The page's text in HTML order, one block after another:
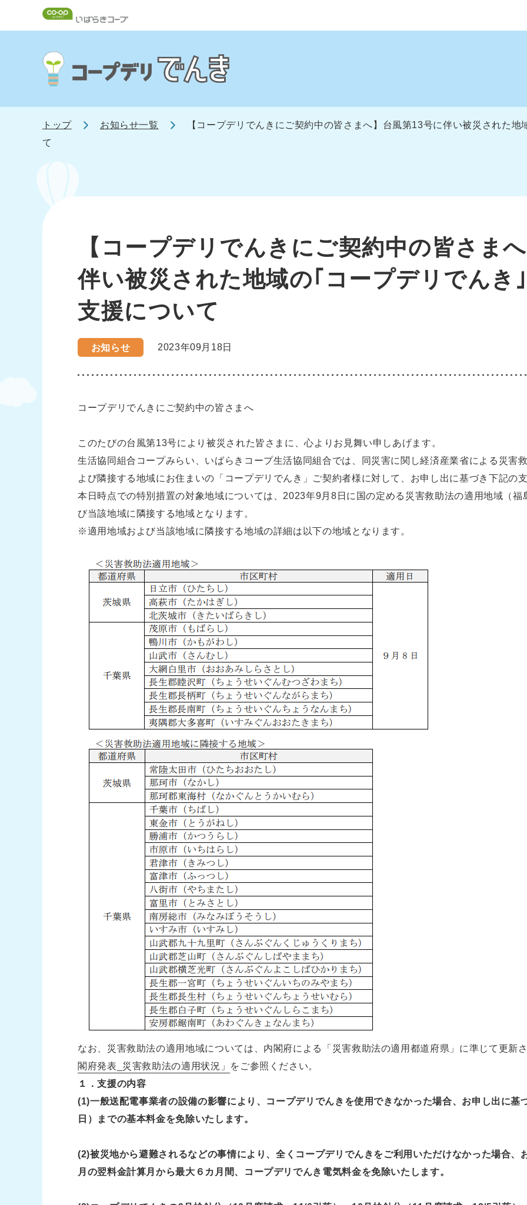
トップ お知らせ一覧
【コープデリでんきにご契約中の皆さまへ】台風第13号に伴い被災された
て
【コープデリでんきにご契約中の皆さま
伴い被災された地域の｢コープデリでんき
支援について
お知らせ 2023年09月18日
コープデリでんきにご契約中の皆さまへ
このたびの台風第13号により被災された皆さまに、心よりお見舞い申しあげます。
生活協同組合コープみらい、いばらきコープ生活協同組合では、同災害に関し経済産業省による災害
よび隣接する地域にお住まいの「コープデリでんき」ご契約者様に対して、お申し出に基づき下記の
本日時点での特別措置の対象地域については、2023年9月8日に国の定める災害救助法の適用地域（
び当該地域に隣接する地域となります。
※適用地域および当該地域に隣接する地域の詳細は以下の地域となります。
なお、災害救助法の適用地域については、内閣府による「災害救助法の適用都道府県」に準じて更新
閣府発表_災害救助法の適用状況」
をご参照ください。
１．支援の内容
(1)一般送配電事業者の設備の影響により、コープデリでんきを使用できなかった場合、お申し出に
日）までの基本料金を免除いたします。
(2)被災地から避難されるなどの事情により、全くコープデリでんきをご利用いただけなかった場合、
月の翌料金計算月から最大６カ月間、コープデリでんき電気料金を免除いたします。